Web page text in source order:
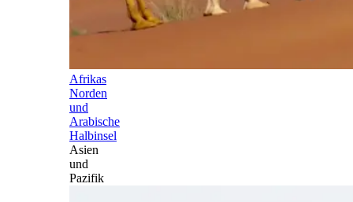
Afrikas
Norden
und
Arabische
Halbinsel
Asien
und
Pazifik